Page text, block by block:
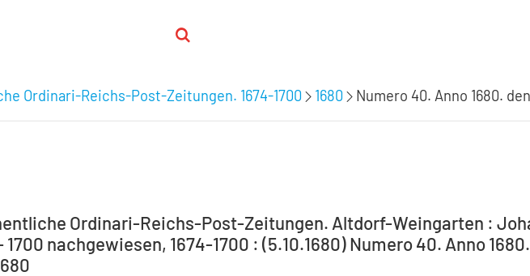
Ordinari-Reichs-Post-Zeitungen. 1674-1700 1680 Numero 40. Anno 1680.
Ordinari-Reichs-Post-Zeitungen. Altdorf-Weingarten :
1700 nachgewiesen, 1674-1700 : (5.10.1680) Numero 40. Anno